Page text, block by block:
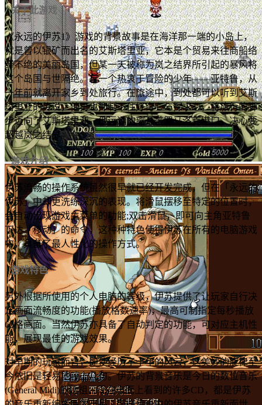
关于此游戏
《永远的伊苏1》游戏的背景故事是在海洋那一端的小岛上，
就是曾以银矿而出名的艾斯塔里亚，它本是个贸易来往商船络
绎不绝的美丽岛国，但某一天被称为岚之结界所引起的暴风将
这个岛国与世隔绝。有一个热衷于冒险的少年——亚特鲁，从
一年前就离开家乡到处旅行。在旅途中，到处都可以听到艾斯
塔里亚的传说，他再也抑制不住好奇心与探求心，将旅行的脚
步迈向了艾斯塔里亚，他远远的离开普罗马洛克港口，决心要
超越岚之结界。
游戏介绍
伊苏流畅的操作系统虽然很早就已经开发完成，但在「永远的
伊苏」中却更洗练深沉的表现。将滑鼠摆移至特定的位置时，
会自动出现游戏主菜单的功能;双击滑鼠，即可向主角亚特鲁
下达「移动」的命令，这种种特色使得伊苏在所有的电脑游戏
中，具备了最人性化的操作方式。
游戏特色
另外根据所使用的个人电脑的等级，伊苏提供了让玩家自行决
定画面流畅度的功能(播放格数速率)，最高可制指定每秒播放
60格画面。当然伊苏亦具备了自动判定的功能，可对应主机性
能，展现最佳的游戏效果。
对早期的玩家而言，即使经历了十年的风云，这美妙的旋律至
今依旧是轻易地哼上几句。伊苏的背景音乐是今日的数位音乐
(General Midi)的始祖，现在市面上看到的许多CD，都是伊苏